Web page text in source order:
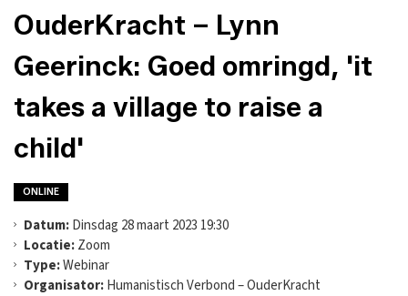
OuderKracht – Lynn
Geerinck: Goed omringd, 'it
takes a village to raise a
child'
ONLINE
Datum:Dinsdag 28 maart 2023 19:30
Locatie:Zoom
Type:Webinar
Organisator:Humanistisch Verbond – OuderKracht